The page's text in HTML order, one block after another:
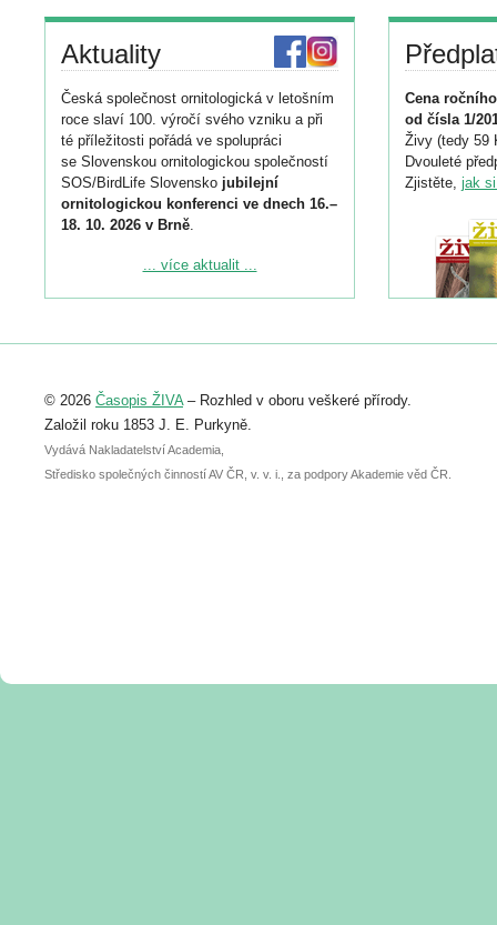
Aktuality
Česká společnost ornitologická v letošním
roce slaví 100. výročí svého vzniku a při
té příležitosti pořádá ve spolupráci
se Slovenskou ornitologickou společností
SOS/BirdLife Slovensko jubilejní
ornitologickou konferenci ve dnech 16.–
18. 10. 2026 v Brně.
Podrobnější informace ke konferenci
Registrovat se můžete do 6. září.
abstraktu přihlášené přednášky nebo
posteru je už 30. června.
... více aktualit ...
Cena
od čísla 1/
Živy (tedy 59
Dvouleté
Zjistěte, jak
© 2026 Časopis ŽIVA– Rozhled v oboru veškeré přírody.
Založil roku 1853 J. E. Purkyně.
Vydává Nakladatelství Academia,
Středisko společných činností AV ČR, v. v. i., za podpory Akademie věd ČR.